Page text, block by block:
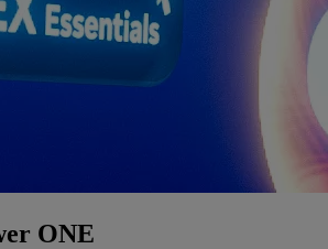
ONE